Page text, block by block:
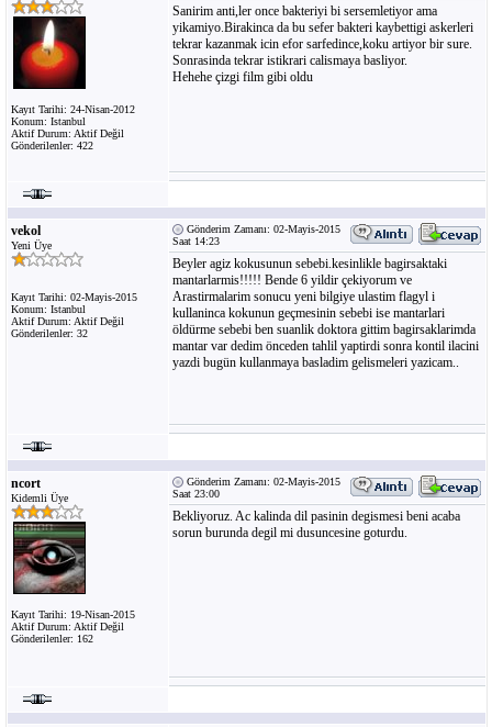
Kayıt Tarihi: 24-Nisan-2012
Konum: Istanbul
Aktif Durum: Aktif Değil
Gönderilenler: 422
Sanirim anti,ler once bakteriyi bi sersemletiyor ama
yikamiyo.Birakinca da bu sefer bakteri kaybettigi askerleri
tekrar kazanmak icin efor sarfedince,koku artiyor bir sure.
Sonrasinda tekrar istikrari calismaya basliyor.
Hehehe çizgi film gibi oldu
vekol
Yeni Üye
Kayıt Tarihi: 02-Mayis-2015
Konum: Istanbul
Aktif Durum: Aktif Değil
Gönderilenler: 32
Gönderim Zamanı: 02-Mayis-2015
Saat 14:23
Beyler agiz kokusunun sebebi.kesinlikle bagirsaktaki
mantarlarmis!!!!! Bende 6 yildir çekiyorum ve
Arastirmalarim sonucu yeni bilgiye ulastim flagyl i
kullaninca kokunun geçmesinin sebebi ise mantarlari
öldürme sebebi ben suanlik doktora gittim bagirsaklarimda
mantar var dedim önceden tahlil yaptirdi sonra kontil ilacini
yazdi bugün kullanmaya basladim gelismeleri yazicam..
ncort
Kidemli Üye
Kayıt Tarihi: 19-Nisan-2015
Aktif Durum: Aktif Değil
Gönderilenler: 162
Gönderim Zamanı: 02-Mayis-2015
Saat 23:00
Bekliyoruz. Ac kalinda dil pasinin degismesi beni acaba
sorun burunda degil mi dusuncesine goturdu.